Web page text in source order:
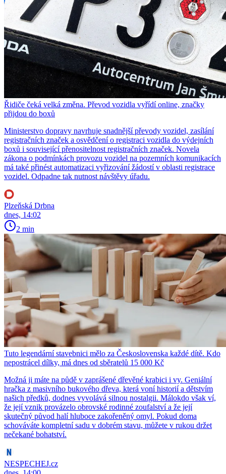
Řidiče čeká velká změna. Převod vozidla vyřídí online, značky
přijdou do boxů
Ministerstvo dopravy navrhuje snadnější převody vozidel, zasílání
registračních značek a osvědčení o registraci vozidla do výdejních
boxů i související přenositelnost registračních značek. Novela
zákona o podmínkách provozu vozidel na pozemních komunikacích
má také přinést automatizaci vyřizování žádostí v oblasti registrace
vozidel. Odpadne tak nutnost návštěvy úřadu.
Plzeňská Drbna
dnes, 14:02
2 min
Tuto legendární stavebnici mělo za Československa každé dítě. Kdo
nepostrácel dílky, má dnes od sběratelů 15 000 Kč
Možná ji máte na půdě v zaprášené dřevěné krabici i vy. Geniální
hračka z masivního bukového dřeva, která voní historií a dětstvím
našich předků, dodnes vyvolává silnou nostalgii. Málokdo však ví,
že její vznik provázelo obrovské rodinné zoufalství a že její
skutečný původ halí hluboce zakořeněný omyl. Pokud doma
schováváte kompletní sadu v dobrém stavu, můžete v rukou držet
nečekané bohatství.
NESPECHEJ.cz